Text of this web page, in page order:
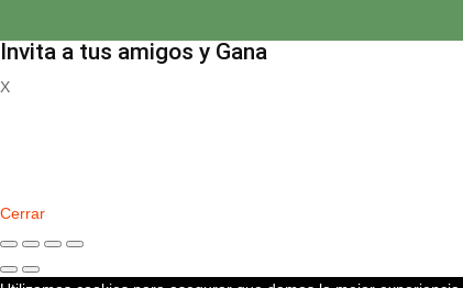
Invita a tus amigos y Gana
X
Cerrar